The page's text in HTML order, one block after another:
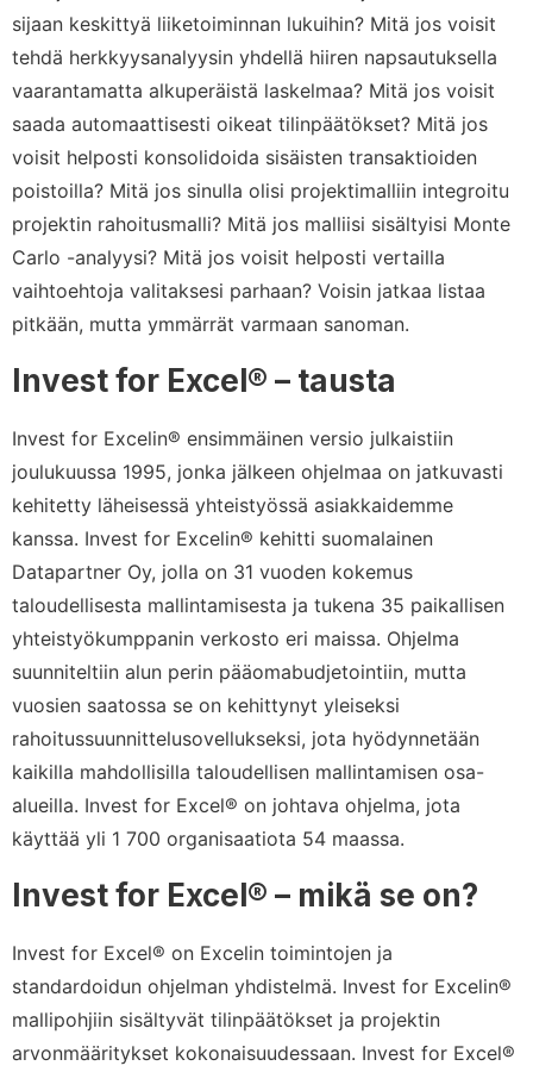
sijaan keskittyä liiketoiminnan lukuihin? Mitä jos voisit
tehdä herkkyysanalyysin yhdellä hiiren napsautuksella
vaarantamatta alkuperäistä laskelmaa? Mitä jos voisit
saada automaattisesti oikeat tilinpäätökset? Mitä jos
voisit helposti konsolidoida sisäisten transaktioiden
poistoilla? Mitä jos sinulla olisi projektimalliin integroitu
projektin rahoitusmalli? Mitä jos malliisi sisältyisi Monte
Carlo -analyysi? Mitä jos voisit helposti vertailla
vaihtoehtoja valitaksesi parhaan? Voisin jatkaa listaa
pitkään, mutta ymmärrät varmaan sanoman.
Invest for Excel® – tausta
Invest for Excelin® ensimmäinen versio julkaistiin
joulukuussa 1995, jonka jälkeen ohjelmaa on jatkuvasti
kehitetty läheisessä yhteistyössä asiakkaidemme
kanssa. Invest for Excelin® kehitti suomalainen
Datapartner Oy, jolla on 31 vuoden kokemus
taloudellisesta mallintamisesta ja tukena 35 paikallisen
yhteistyökumppanin verkosto eri maissa. Ohjelma
suunniteltiin alun perin pääomabudjetointiin, mutta
vuosien saatossa se on kehittynyt yleiseksi
rahoitussuunnittelusovellukseksi, jota hyödynnetään
kaikilla mahdollisilla taloudellisen mallintamisen osa-
alueilla. Invest for Excel® on johtava ohjelma, jota
käyttää yli 1 700 organisaatiota 54 maassa.
Invest for Excel® – mikä se on?
Invest for Excel® on Excelin toimintojen ja
standardoidun ohjelman yhdistelmä. Invest for Excelin®
mallipohjiin sisältyvät tilinpäätökset ja projektin
arvonmääritykset kokonaisuudessaan. Invest for Excel®